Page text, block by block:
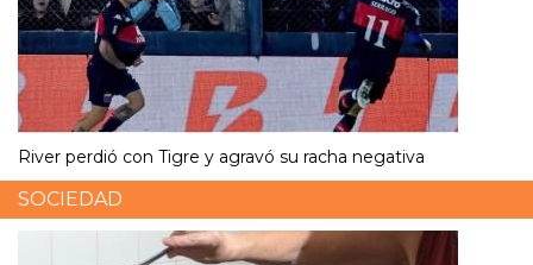
River perdió con Tigre y agravó su racha negativa
SOCIEDAD